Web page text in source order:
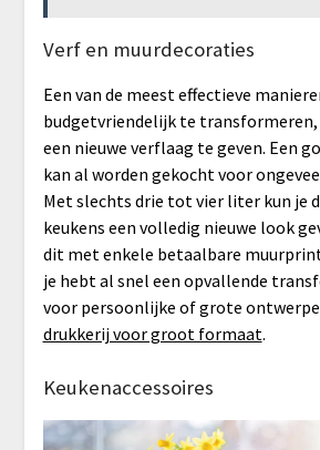
Verf en muurdecoraties
Een van de meest effectieve
budgetvriendelijk te transformeren,
een nieuwe verflaag te geven. Een
kan al worden gekocht voor
Met slechts drie tot vier liter kun je
keukens een volledig nieuwe look
dit met enkele betaalbare
je hebt al snel een opvallende
voor persoonlijke of grote
drukkerij voor groot formaat.
Keukenaccessoires